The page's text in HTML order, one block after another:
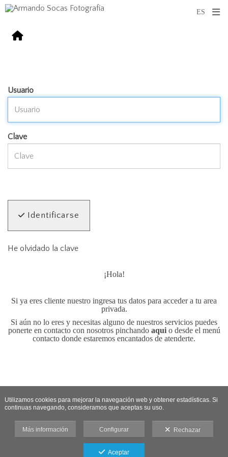
Usuario
Clave
Identificarse
He olvidado la clave
¡Hola!
Si ya eres cliente nuestro ingresa tus datos para acceder a tu area
privada.
Si aún no lo eres y necesitas alguno de nuestros servicios puedes
ponerte en contacto con nosotros pinchando aquio desde el menú
contacto donde estaremos encantados de atenderte.
Utilizamos cookies para mejorar la navegación web y obtener estadísticas. Si
continuas navegando, consideramos que aceptas su uso.
Más información Configurar Rechazar
Aceptar